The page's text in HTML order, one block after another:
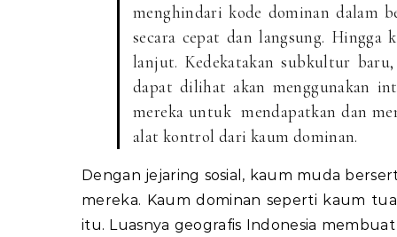
menghindari kode dominan dalam
secara cepat dan langsung.
lanjut. Kedekatakan subkultur
dapat dilihat akan menggunakan
mereka untuk mendapatkan dan
alat kontrol dari kaum dominan.
Dengan jejaring sosial, kaum muda
mereka. Kaum dominan seperti kaum
itu. Luasnya geografis Indonesia